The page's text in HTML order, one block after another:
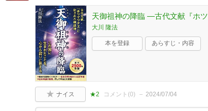
天御祖神の降臨 ―古代文献『ホ
大川 隆法
本を登録 あらすじ・内容
ナイス ★2 コメント(0) 2024/07/04